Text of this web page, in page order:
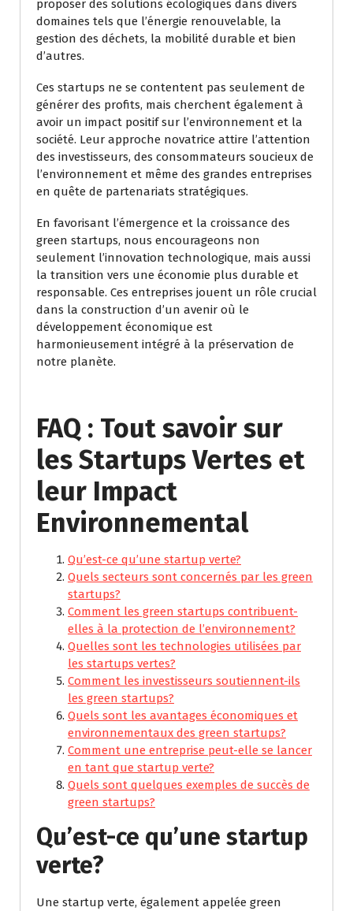
proposer des solutions écologiques dans divers
domaines tels que l’énergie renouvelable, la
gestion des déchets, la mobilité durable et bien
d’autres.
Ces startups ne se contentent pas seulement de
générer des profits, mais cherchent également à
avoir un impact positif sur l’environnement et la
société. Leur approche novatrice attire l’attention
des investisseurs, des consommateurs soucieux de
l’environnement et même des grandes entreprises
en quête de partenariats stratégiques.
En favorisant l’émergence et la croissance des
green startups, nous encourageons non
seulement l’innovation technologique, mais aussi
la transition vers une économie plus durable et
responsable. Ces entreprises jouent un rôle crucial
dans la construction d’un avenir où le
développement économique est
harmonieusement intégré à la préservation de
notre planète.
FAQ : Tout savoir sur
les Startups Vertes et
leur Impact
Environnemental
Qu’est-ce qu’une startup verte?
Quels secteurs sont concernés par les green
startups?
Comment les green startups contribuent-
elles à la protection de l’environnement?
Quelles sont les technologies utilisées par
les startups vertes?
Comment les investisseurs soutiennent-ils
les green startups?
Quels sont les avantages économiques et
environnementaux des green startups?
Comment une entreprise peut-elle se lancer
en tant que startup verte?
Quels sont quelques exemples de succès de
green startups?
Qu’est-ce qu’une startup
verte?
Une startup verte, également appelée green